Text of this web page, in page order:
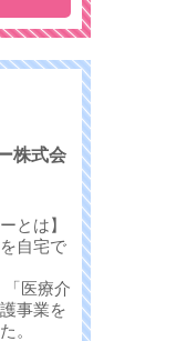
株式会
とは】
自宅で
医療介
事業を
。